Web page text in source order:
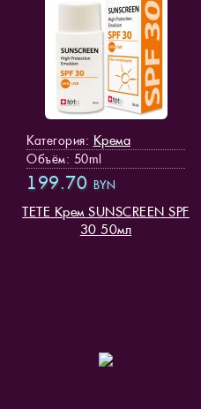
Категория: Крема
Объём: 50ml
199.70 BYN
TETE Крем SUNSCREEN SPF
30 50мл